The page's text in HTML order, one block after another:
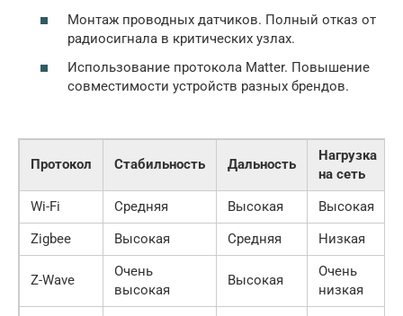
Монтаж проводных датчиков. Полный отказ от
радиосигнала в критических узлах.
Использование протокола Matter. Повышение
совместимости устройств разных брендов.
Протокол Стабильность Дальность
Нагрузка
на сеть
Wi-Fi
Средняя Высокая Высокая
Zigbee
Высокая Средняя Низкая
Z-Wave
Очень
высокая
Высокая
Очень
низкая